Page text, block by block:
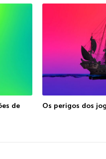
de
Os perigos dos